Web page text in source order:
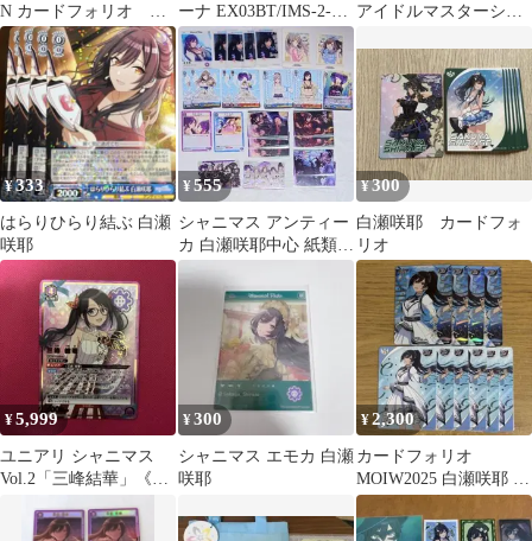
N カードフォリオ
moiw 7th 白瀬咲耶
ーナ EX03BT/IMS-2-
040[R★]：(キラ)白瀬
咲耶
アイドルマスターシャ
ひらり結ぶ 白瀬咲耶
SSP サイン ISC/S110-
103SSP
¥333
はらりひらり結ぶ 白瀬
咲耶
¥555
シャニマス アンティー
カ 白瀬咲耶中心 紙類ま
とめ売り
¥300
白瀬咲耶 カードフォ
リオ
¥5,999
ユニアリ シャニマス
Vol.2「三峰結華」《パ
★★）
¥300
シャニマス エモカ 白瀬
咲耶
¥2,300
カードフォリオ
MOIW2025 白瀬咲耶 ま
とめ売り